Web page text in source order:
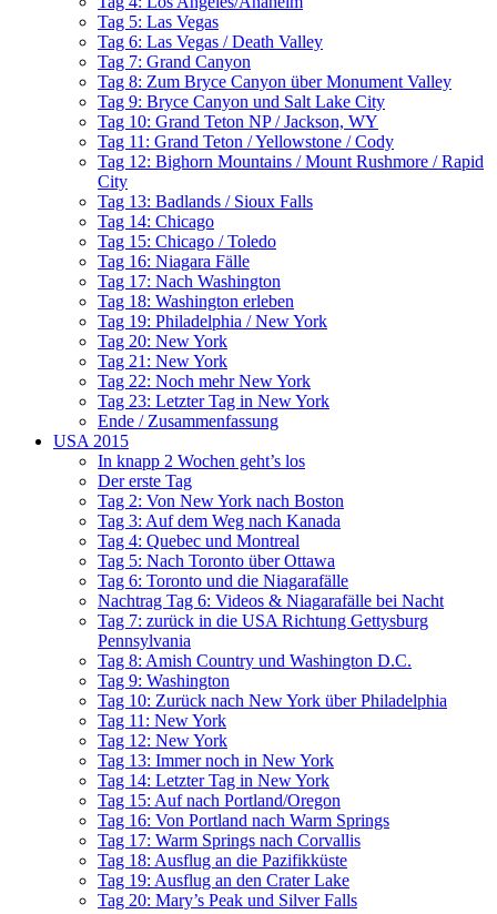
Tag 5: Las Vegas
Tag 6: Las Vegas / Death Valley
Tag 7: Grand Canyon
Tag 8: Zum Bryce Canyon über Monument Valley
Tag 9: Bryce Canyon und Salt Lake City
Tag 10: Grand Teton NP / Jackson, WY
Tag 11: Grand Teton / Yellowstone / Cody
Tag 12: Bighorn Mountains / Mount Rushmore / Rapid
City
Tag 13: Badlands / Sioux Falls
Tag 14: Chicago
Tag 15: Chicago / Toledo
Tag 16: Niagara Fälle
Tag 17: Nach Washington
Tag 18: Washington erleben
Tag 19: Philadelphia / New York
Tag 20: New York
Tag 21: New York
Tag 22: Noch mehr New York
Tag 23: Letzter Tag in New York
Ende / Zusammenfassung
USA 2015
In knapp 2 Wochen geht’s los
Der erste Tag
Tag 2: Von New York nach Boston
Tag 3: Auf dem Weg nach Kanada
Tag 4: Quebec und Montreal
Tag 5: Nach Toronto über Ottawa
Tag 6: Toronto und die Niagarafälle
Nachtrag Tag 6: Videos & Niagarafälle bei Nacht
Tag 7: zurück in die USA Richtung Gettysburg
Pennsylvania
Tag 8: Amish Country und Washington D.C.
Tag 9: Washington
Tag 10: Zurück nach New York über Philadelphia
Tag 11: New York
Tag 12: New York
Tag 13: Immer noch in New York
Tag 14: Letzter Tag in New York
Tag 15: Auf nach Portland/Oregon
Tag 16: Von Portland nach Warm Springs
Tag 17: Warm Springs nach Corvallis
Tag 18: Ausflug an die Pazifikküste
Tag 19: Ausflug an den Crater Lake
Tag 20: Mary’s Peak und Silver Falls